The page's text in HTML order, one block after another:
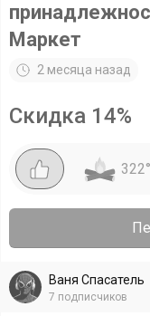
Маркет
2 месяца назад
Скидка 14%
322°
Ваня Спасатель
7 подписчиков